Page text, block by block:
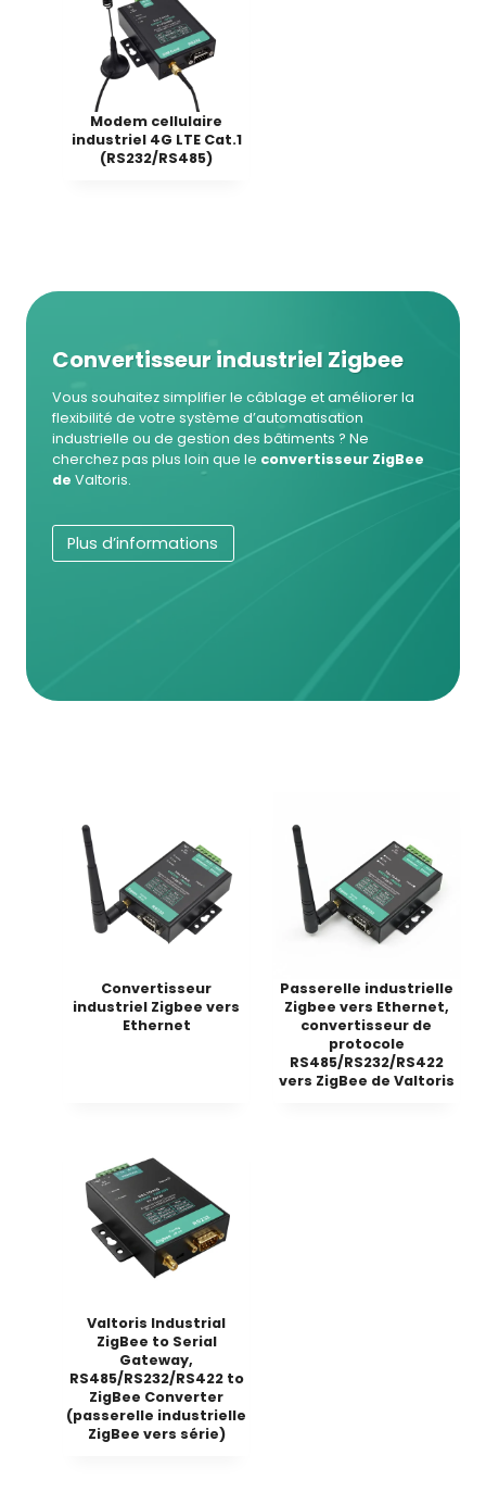
Modem cellulaire
industriel 4G LTE Cat.1
(RS232/RS485)
Convertisseur industriel Zigbee
Vous souhaitez simplifier le câblage et améliorer la
flexibilité de votre système d’automatisation
industrielle ou de gestion des bâtiments ? Ne
cherchez pas plus loin que le convertisseur ZigBee
de Valtoris.
Plus d’informations
Convertisseur
industriel Zigbee vers
Ethernet
Passerelle industrielle
Zigbee vers Ethernet,
convertisseur de
protocole
RS485/RS232/RS422
vers ZigBee de Valtoris
Valtoris Industrial
ZigBee to Serial
Gateway,
RS485/RS232/RS422 to
ZigBee Converter
(passerelle industrielle
ZigBee vers série)